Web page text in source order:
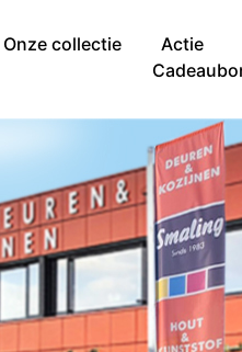
Onze collectie Actie